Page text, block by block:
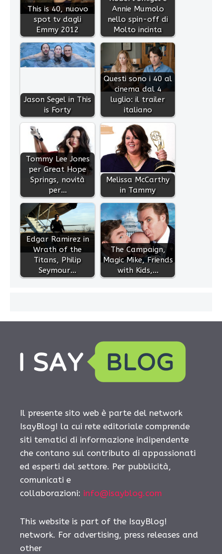
This is 40, nuovo
spot tv dagli
Emmy 2012
Annie Mumolo
nello spin-off di
Molto incinta
Jason Segel in This
is Forty
Questi sono i 40 al
cinema dal 4
luglio: il trailer
italiano
Tommy Lee Jones
per Great Hope
Springs, novità
per…
Melissa McCarthy
in Tammy
Edgar Ramirez in
Wrath of the
Titans, Philip
Seymour…
The Campaign,
Magic Mike, Friends
with Kids,…
Il presente sito web è parte del network
IsayBlog! la cui rete editoriale comprende
siti tematici di informazione indipendente
che contano sul contributo di appassionati
ed esperti del settore. Per pubblicità,
comunicati e
collaborazioni: info@isayblog.com
This website is part of the IsayBlog!
network. For advertising, press releases and
other